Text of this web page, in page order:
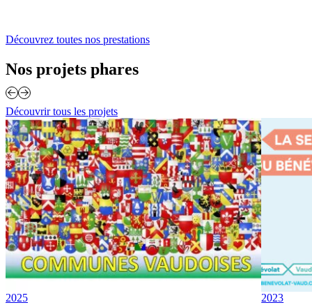
Découvrez toutes nos prestations
Nos projets phares
Découvrir tous les projets
2025 2023